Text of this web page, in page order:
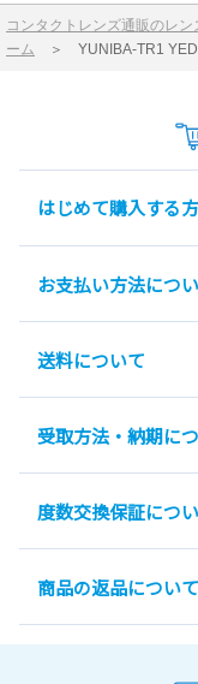
コンタクトレンズ通販のレン
ーム ＞ YUNIBA-TR1
はじめて購入する
お支払い方法につ
送料について
受取方法・納期に
度数交換保証につ
商品の返品について